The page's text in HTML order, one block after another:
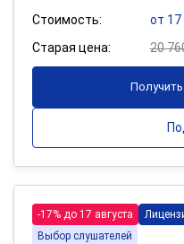
Стоимость:
от 17
Старая цена:
20
-17% до 17 августа
Выбор слушателей